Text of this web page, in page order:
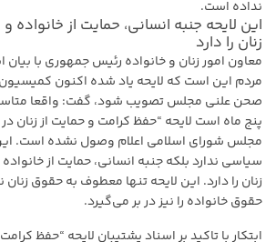
نداده است.
این لایحه جنبه انسانی، حمایت از
زنان را دارد
معاون امور زنان و خانواده رئیس جمهوری با بیان
مردم این است که لایحه یاد شده اکنون
صحن علنی مجلس تصویب شود، گفت: واقعا
پنج ماه است لایحه “حفظ کرامت و حمایت از زنان
مجلس شورای اسلامی اعلام وصول نشده است.
سیاسی ندارد بلکه جنبه انسانی، حمایت از
زنان را دارد. این لایحه تنها معطوف به حقوق
حقوق خانواده را نیز در بر می‌گیرد.
ابتکار با تاکید بر اسناد پشتیبان لایحه “حفظ